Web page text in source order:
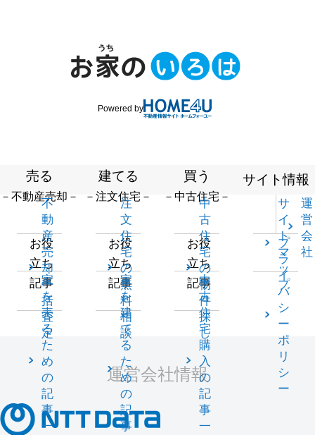
Powered by
売る
－不動産売却－
不
動
産
売
却
一
括
査
定
お役
立ち
記事
家
を
売
る
た
め
の
記
事
一
建てる
－注文住宅－
注
文
住
宅
の
無
料
相
談
お役
立ち
記事
家
を
建
て
る
た
め
の
記
事
買う
－中古住宅－
中
古
住
宅
の
物
件
探
し
お役
立ち
記事
中
古
住
宅
購
入
の
記
事
一
サイト情報
サ
イ
ト
マ
ッ
プ
運
営
会
社
プ
ラ
イ
バ
シ
ー
ポ
リ
シ
ー
運営会社情報